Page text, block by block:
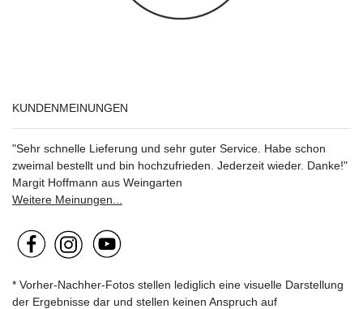
KUNDENMEINUNGEN
"Sehr schnelle Lieferung und sehr guter Service. Habe schon
zweimal bestellt und bin hochzufrieden. Jederzeit wieder. Danke!"
Margit Hoffmann aus Weingarten
Weitere Meinungen...
* Vorher-Nachher-Fotos stellen lediglich eine visuelle Darstellung
der Ergebnisse dar und stellen keinen Anspruch auf